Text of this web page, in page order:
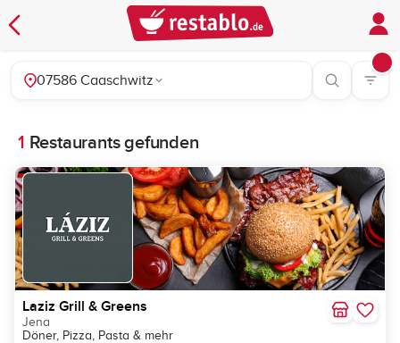
07586 Caaschwitz
1 Restaurants gefunden
Laziz Grill & Greens
Jena
Döner, Pizza, Pasta & mehr